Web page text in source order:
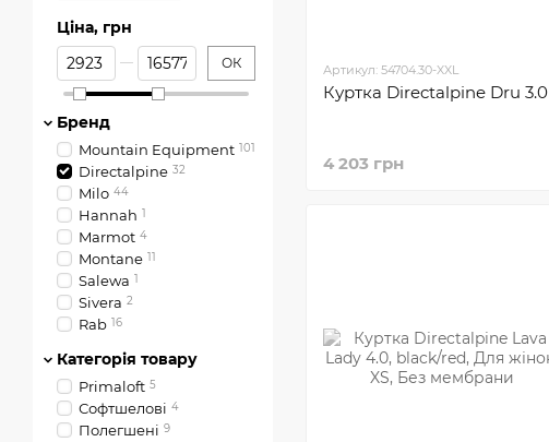
Артикул: 54704.30-XXL
Куртка Directalpine Dru 3.0
4 203 грн
Ціна, грн
Від Ціна, грн
До Ціна, грн ОК
Бренд
Mountain Equipment 101
Directalpine 32
Milo 44
Hannah 1
Marmot 4
Montane 11
Salewa 1
Sivera 2
Rab 16
Категорія товару
Primaloft 5
Софтшелові 4
Полегшені 9